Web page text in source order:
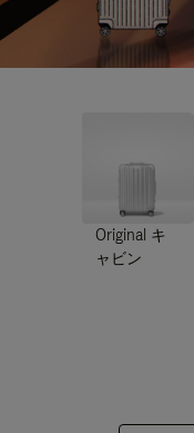
Original キ
ャビン